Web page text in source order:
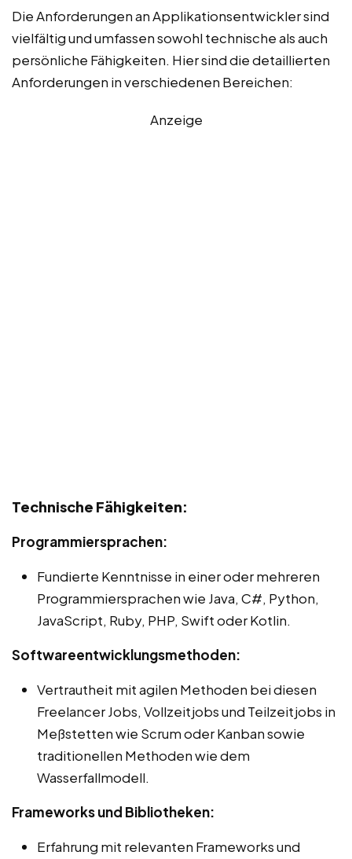
Die Anforderungen an Applikationsentwickler sind
vielfältig und umfassen sowohl technische als auch
persönliche Fähigkeiten. Hier sind die detaillierten
Anforderungen in verschiedenen Bereichen:
Anzeige
Technische Fähigkeiten:
Programmiersprachen:
Fundierte Kenntnisse in einer oder mehreren
Programmiersprachen wie Java, C#, Python,
JavaScript, Ruby, PHP, Swift oder Kotlin.
Softwareentwicklungsmethoden:
Vertrautheit mit agilen Methoden bei diesen
Freelancer Jobs, Vollzeitjobs und Teilzeitjobs in
Meßstetten wie Scrum oder Kanban sowie
traditionellen Methoden wie dem
Wasserfallmodell.
Frameworks und Bibliotheken:
Erfahrung mit relevanten Frameworks und